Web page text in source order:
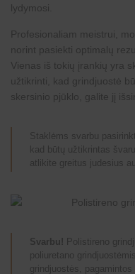
lydymosi.
Profesionaliam meistrui,
norint pasiekti optimalų
Vienas iš tokių įrankių yra
užtikrinti, kad grindjuostė
skersinio pjūklo, galite jį
Staklėms svarbu
kad būtų užtikrintas
atlikite greitus judesius
Svarbu! Polistireno
poliuretano
grindjuostės,